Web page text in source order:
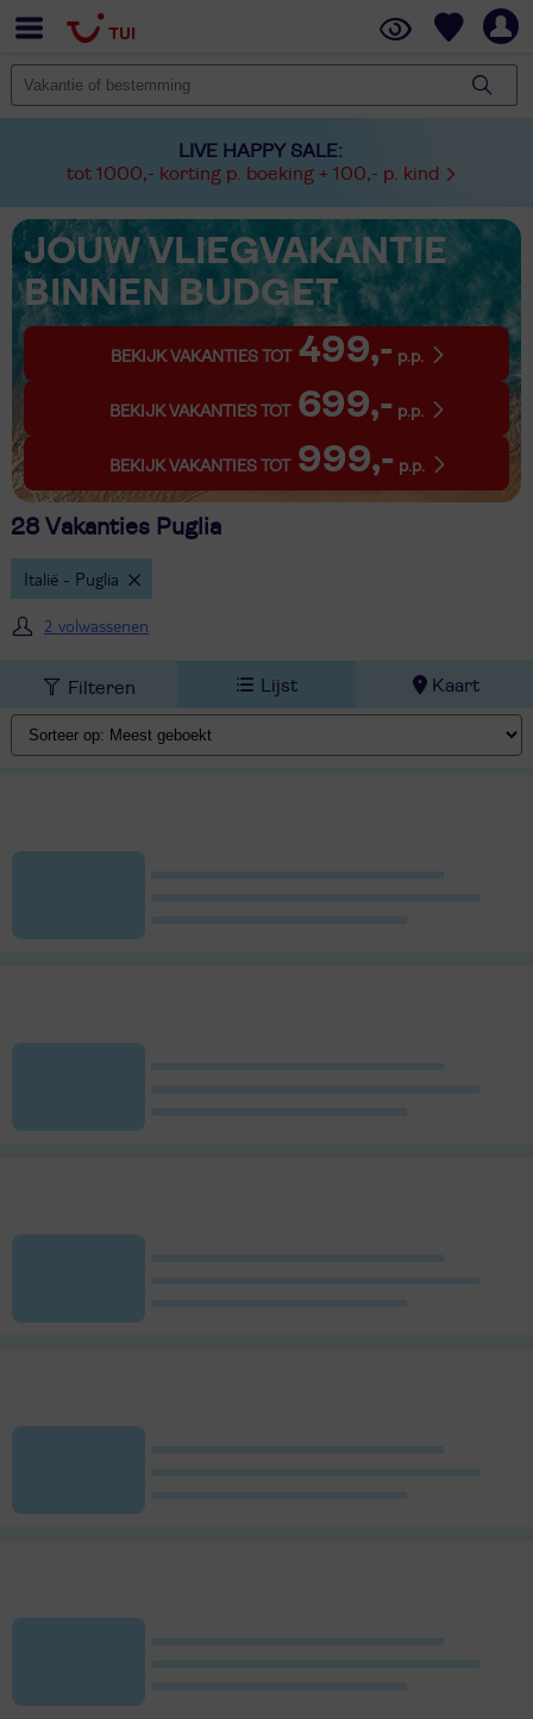
LIVE HAPPY SALE:
tot 1000,- korting p. boeking + 100,- p. kind
JOUW VLIEGVAKANTIE
BINNEN BUDGET
BEKIJK VAKANTIES TOT 499,- p.p.
BEKIJK VAKANTIES TOT 699,- p.p.
BEKIJK VAKANTIES TOT 999,- p.p.
28 Vakanties Puglia
Italië - Puglia
2 volwassenen
Filteren Lijst Kaart